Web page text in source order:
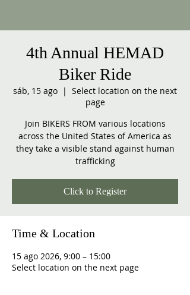
4th Annual HEMAD
Biker Ride
sáb, 15 ago
  |
Select location on the next
page
Join BIKERS FROM various locations
across the United States of America as
they take a visible stand against human
trafficking
Click to Register
Time & Location
15 ago 2026, 9:00 – 15:00
Select location on the next page